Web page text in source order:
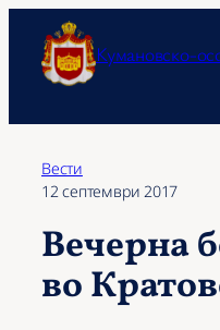
содржината Кумановско-
Вести
12 септември 2017
Вечерна
во